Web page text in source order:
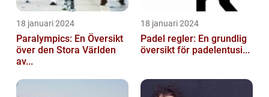
18 januari 2024
Paralympics: En Översikt
över den Stora Världen
av...
18 januari 2024
Padel regler: En grundlig
översikt för padelentusi...